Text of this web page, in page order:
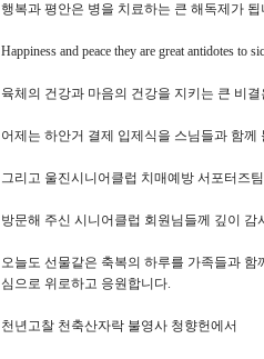
행복과 평안은 병을 치료하는 큰 해독제가 됩
Happiness and peace they are great antidotes to
육체의 건강과 마음의 건강을 지키는 큰 비
어제는 하안거 결제 입제식을 스님들과 함
그리고 울진시니어클럽 치매예방 서포터즈
방문해 주신 시니어클럽 회원님들께 깊이
오늘도 선물같은 축복의 하루를 가족들과
심으로 위로하고 응원합니다.
천년고찰 천축산자락 불영사 청향헌에서